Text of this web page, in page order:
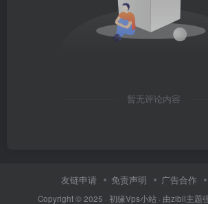
暂无评论内容
友链申请 免责声明 广告合作
Copyright © 2025 · 初缘Vps小站· 由zibll主题